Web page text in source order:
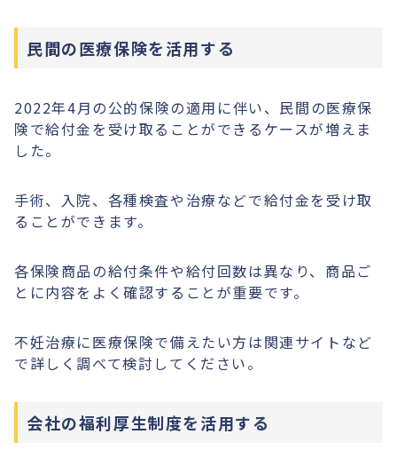
民間の医療保険を活用する
2022年4月の公的保険の適用に伴い、民間の医療保
険で給付金を受け取ることができるケースが増えま
した。
手術、入院、各種検査や治療などで給付金を受け取
ることができます。
各保険商品の給付条件や給付回数は異なり、商品ご
とに内容をよく確認することが重要です。
不妊治療に医療保険で備えたい方は関連サイトなど
で詳しく調べて検討してください。
会社の福利厚生制度を活用する